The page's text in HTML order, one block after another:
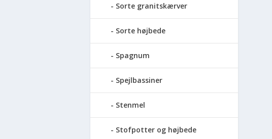
Sorte granitskærver
Sorte højbede
Spagnum
Spejlbassiner
Stenmel
Stofpotter og højbede